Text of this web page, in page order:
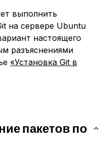
выполнить
на сервере Ubuntu
настоящего
разъяснениями
«Установка Git в
пакетов по